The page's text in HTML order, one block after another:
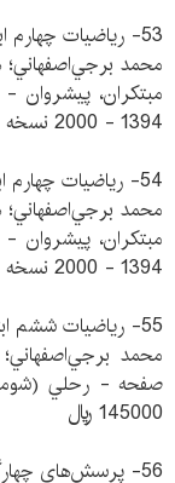
53- رياضيات چهارم ابتدايي براي دانش‌آموزان تيزهوش
محمد برجي‌اصفهاني؛
1394 - 2000 نسخه - 105000 ريال
54- رياضيات چهارم ابتدايي براي دانش‌آموزان تيزهوش
محمد برجي‌اصفهاني؛
1394 - 2000 نسخه - 105000 ريال
55- رياضيات ششم ابتدايي براي دانش آموزان تيزهوش
145000 ريال
56- پرسش‌هاي چهارگزينه‌اي شيمي پيش‌دانشگاهي (1)